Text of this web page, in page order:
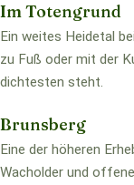
Im Totengrund
Ein weites Heidetal
zu Fuß oder mit der
dichtesten steht.
Brunsberg
Eine der höheren
Wacholder und